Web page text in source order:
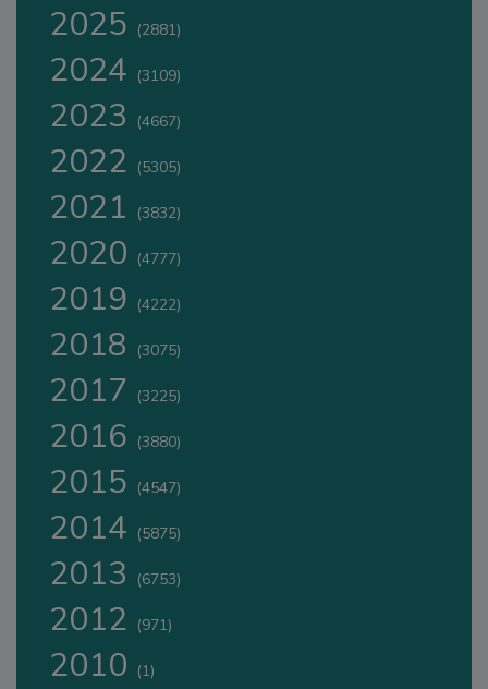
2025 (2881)
2024 (3109)
2023 (4667)
2022 (5305)
2021 (3832)
2020 (4777)
2019 (4222)
2018 (3075)
2017 (3225)
2016 (3880)
2015 (4547)
2014 (5875)
2013 (6753)
2012 (971)
2010 (1)